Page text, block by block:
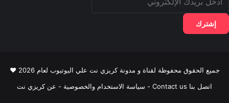
بريدك
الإلكتروني
جميع الحقوق محفوظة لقناة و مدونة كريزي نت علي اليوتيوب لعام 2026 ♥
اتصل بنا Contact us
- سياسة الاستخدام والخصوصية - عن كريزي نت